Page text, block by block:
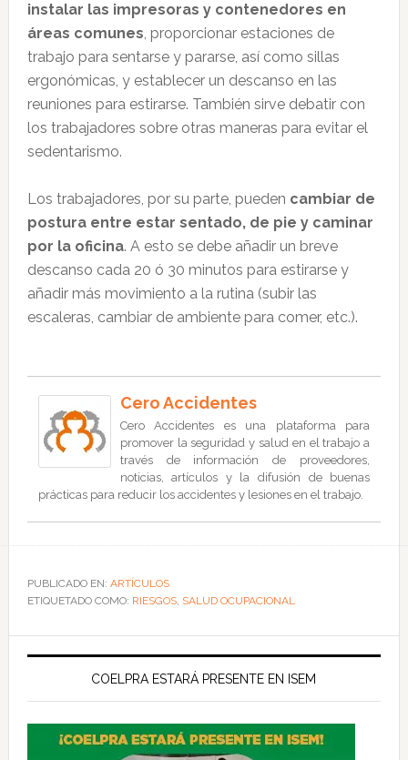
instalar las impresoras y contenedores en
áreas comunes, proporcionar estaciones de
trabajo para sentarse y pararse, así como sillas
ergonómicas, y establecer un descanso en las
reuniones para estirarse. También sirve debatir con
los trabajadores sobre otras maneras para evitar el
sedentarismo.
Los trabajadores, por su parte, pueden cambiar de
postura entre estar sentado, de pie y caminar
por la oficina. A esto se debe añadir un breve
descanso cada 20 ó 30 minutos para estirarse y
añadir más movimiento a la rutina (subir las
escaleras, cambiar de ambiente para comer, etc.).
Cero Accidentes
Cero Accidentes es una plataforma para
promover la seguridad y salud en el trabajo a
través de información de proveedores,
noticias, artículos y la difusión de buenas
prácticas para reducir los accidentes y lesiones en el trabajo.
PUBLICADO EN: ARTÍCULOS
ETIQUETADO COMO: RIESGOS, SALUD OCUPACIONAL
COELPRA ESTARÁ PRESENTE EN ISEM